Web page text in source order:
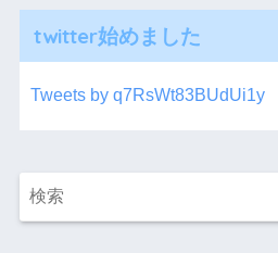
twitter始めました
Tweets by q7RsWt83BUdUi1y